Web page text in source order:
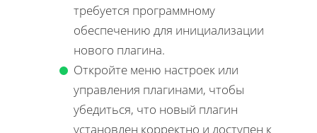
требуется программному
обеспечению для инициализации
нового плагина.
Откройте меню настроек или
управления плагинами, чтобы
убедиться, что новый плагин
установлен корректно и доступен к